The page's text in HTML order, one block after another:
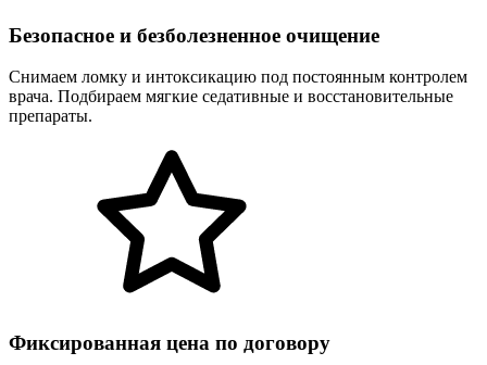
Безопасное и безболезненное очищение
Снимаем ломку и интоксикацию под постоянным контролем
врача. Подбираем мягкие седативные и восстановительные
препараты.
Фиксированная цена по договору